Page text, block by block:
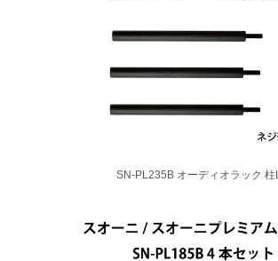
SN-PL235B オーディオラック 柱L